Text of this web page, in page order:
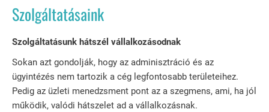
Szolgáltatásaink
Szolgáltatásunk hátszél vállalkozásodnak
Sokan azt gondolják, hogy az adminisztráció és az
ügyintézés nem tartozik a cég legfontosabb területeihez.
Pedig az üzleti menedzsment pont az a szegmens, ami, ha jól
működik, valódi hátszelet ad a vállalkozásnak.